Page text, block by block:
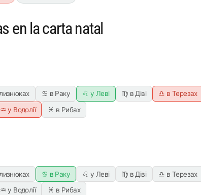
en la carta natal
♋ в Раку ♌ у Леві ♍ в Діві ♎ в Терезах
♒ у Водолії ♓ в Рибах
♋ в Раку ♌ у Леві ♍ в Діві ♎ в Терезах
♒ у Водолії ♓ в Рибах